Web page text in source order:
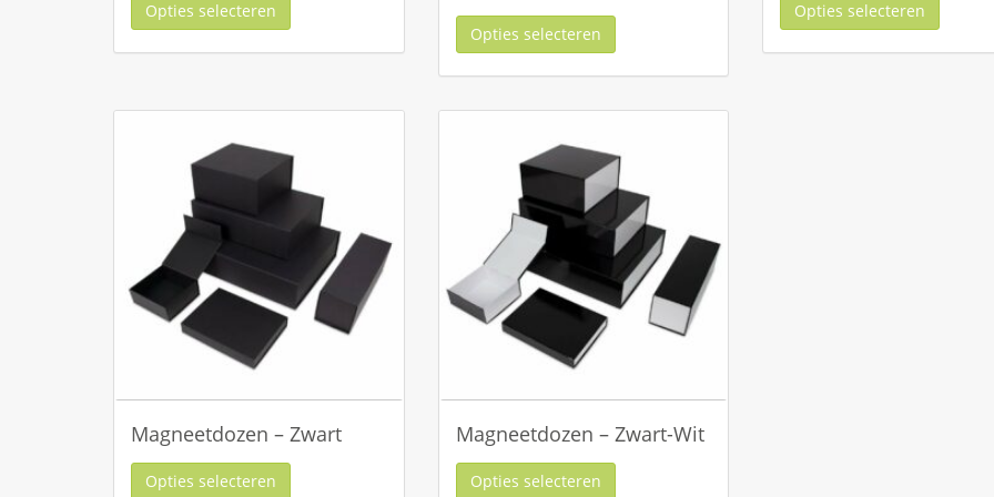
Opties selecteren
Opties selecteren
Opties selecteren
Magneetdozen – Zwart
Opties selecteren
Magneetdozen – Zwart-Wit
Opties selecteren